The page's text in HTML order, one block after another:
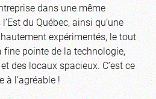
dans une même
du Québec, ainsi qu’une
expérimentés, le tout
pointe de la technologie,
des locaux spacieux. C’est ce
à l’agréable !